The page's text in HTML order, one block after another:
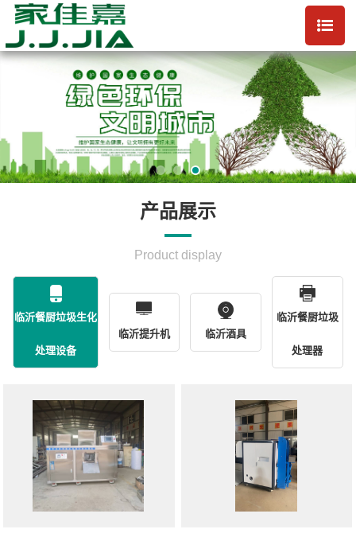
产品展示
Product display
临沂餐厨垃圾生化
处理设备
临沂提升机 临沂酒具
临沂餐厨垃圾
处理器